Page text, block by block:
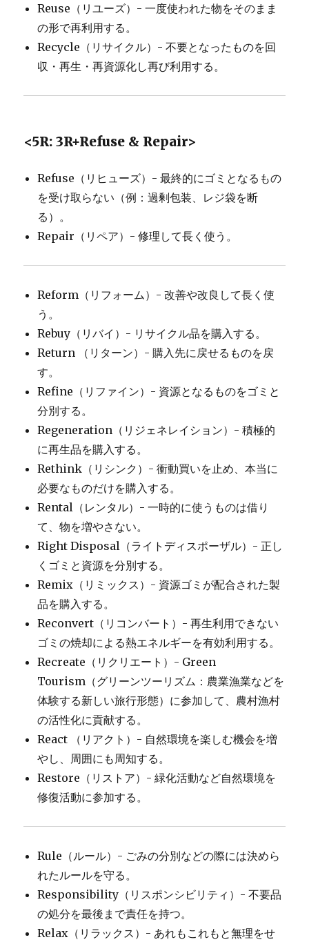
Reuse（リユーズ）- 一度使われた物をそのまま
の形で再利用する。
Recycle（リサイクル）- 不要となったものを回
収・再生・再資源化し再び利用する。
<5R: 3R+Refuse & Repair>
Refuse（リヒューズ）- 最終的にゴミとなるもの
を受け取らない（例：過剰包装、レジ袋を断
る）。
Repair（リペア）- 修理して長く使う。
Reform（リフォーム）- 改善や改良して長く使
う。
Rebuy（リバイ）- リサイクル品を購入する。
Return （リターン）- 購入先に戻せるものを戻
す。
Refine（リファイン）- 資源となるものをゴミと
分別する。
Regeneration（リジェネレイション）- 積極的
に再生品を購入する。
Rethink（リシンク）- 衝動買いを止め、本当に
必要なものだけを購入する。
Rental（レンタル）- 一時的に使うものは借り
て、物を増やさない。
Right Disposal（ライトディスポーザル）- 正し
くゴミと資源を分別する。
Remix（リミックス）- 資源ゴミが配合された製
品を購入する。
Reconvert（リコンバート）- 再生利用できない
ゴミの焼却による熱エネルギーを有効利用する。
Recreate（リクリエート）- Green
Tourism（グリーンツーリズム：農業漁業などを
体験する新しい旅行形態）に参加して、農村漁村
の活性化に貢献する。
React （リアクト）- 自然環境を楽しむ機会を増
やし、周囲にも周知する。
Restore（リストア）- 緑化活動など自然環境を
修復活動に参加する。
Rule（ルール）- ごみの分別などの際には決めら
れたルールを守る。
Responsibility（リスポンシビリティ）- 不要品
の処分を最後まで責任を持つ。
Relax（リラックス）- あれもこれもと無理をせ